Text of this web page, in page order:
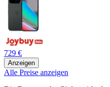
729 €
Anzeigen
Alle Preise anzeigen